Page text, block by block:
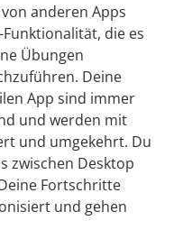
anderen Apps
die es
Übungen
Deine
App sind immer
und werden mit
und umgekehrt. Du
zwischen Desktop
Fortschritte
und gehen